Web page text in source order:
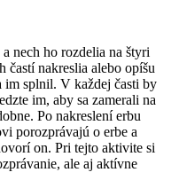
nech ho rozdelia na štyri
častí nakreslia alebo opíšu
im splnil. V každej časti by
im, aby sa zamerali na
Po nakreslení erbu
porozprávajú o erbe a
on. Pri tejto aktivite si
ale aj aktívne